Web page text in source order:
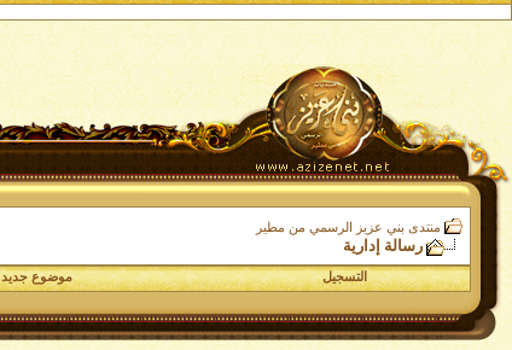
منتدى بني عزيز الرسمي من مطير
رسالة إدارية
التسجيل
موضوع جديد